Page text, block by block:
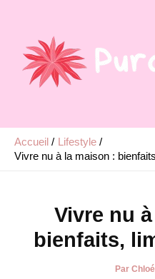
Accueil
Lifestyle
Vivre nu à la maison :
Vivre nu
bienfaits,
Par Chloé